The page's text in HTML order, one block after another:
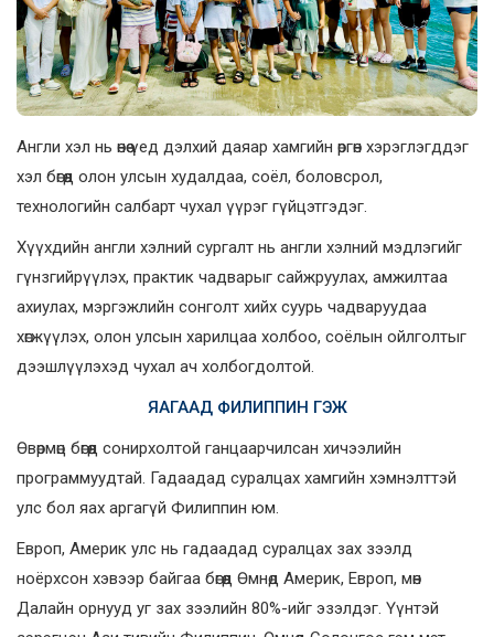
Англи хэл нь өнөө үед дэлхий даяар хамгийн өргөн хэрэглэгддэг
хэл бөгөөд олон улсын худалдаа, соёл, боловсрол,
технологийн салбарт чухал үүрэг гүйцэтгэдэг.
Хүүхдийн англи хэлний сургалт нь англи хэлний мэдлэгийг
гүнзгийрүүлэх, практик чадварыг сайжруулах, амжилтаа
ахиулах, мэргэжлийн сонголт хийх суурь чадваруудаа
хөгжүүлэх, олон улсын харилцаа холбоо, соёлын ойлголтыг
дээшлүүлэхэд чухал ач холбогдолтой.
ЯАГААД ФИЛИППИН ГЭЖ
Өвөрмөц бөгөөд сонирхолтой ганцаарчилсан хичээлийн
программуудтай. Гадаадад суралцах хамгийн хэмнэлттэй
улс бол яах аргагүй Филиппин юм.
Европ, Америк улс нь гадаадад суралцах зах зээлд
ноёрхсон хэвээр байгаа бөгөөд Өмнөд Америк, Европ, мөн
Далайн орнууд уг зах зээлийн 80%-ийг эзэлдэг. Үүнтэй